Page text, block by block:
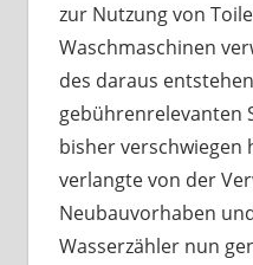
zur Nutzung von
Waschmaschinen
des daraus
gebührenrelevanten
bisher verschwiegen
verlangte von der
Neubauvorhaben
Wasserzähler nun